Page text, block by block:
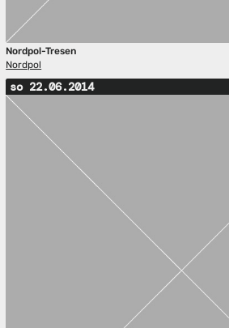
Nordpol-Tresen
Nordpol
so 22.06.2014